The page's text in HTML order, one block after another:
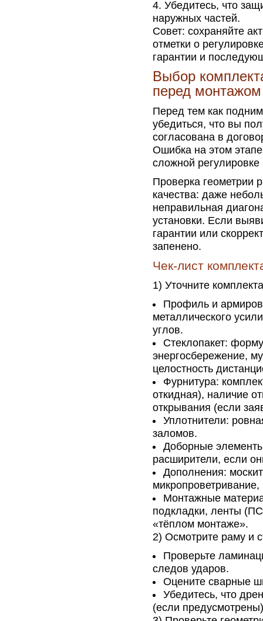
Убедитесь, что
наружных частей.
Совет: сохраняйте
отметки о
гарантии и
Выбор
перед монтажом
Перед тем как
убедиться, что вы
согласована в
Ошибка на этом
сложной
Проверка геометрии
качества: даже
неправильная
установки. Если
гарантии или
запенено.
Чек-лист
1) Уточните
Профиль и
металлического
углов.
Стеклопакет:
энергосбережение,
целостность
Фурнитура:
откидная), наличие
открывания (если
Уплотнители:
заломов.
Доборные
расширители, если
Дополнения:
Монтажные
подкладки, ленты
«тёплом монтаже».
2) Осмотрите раму и
Проверьте
следов ударов.
Оцените сварные
Убедитесь, что
(если